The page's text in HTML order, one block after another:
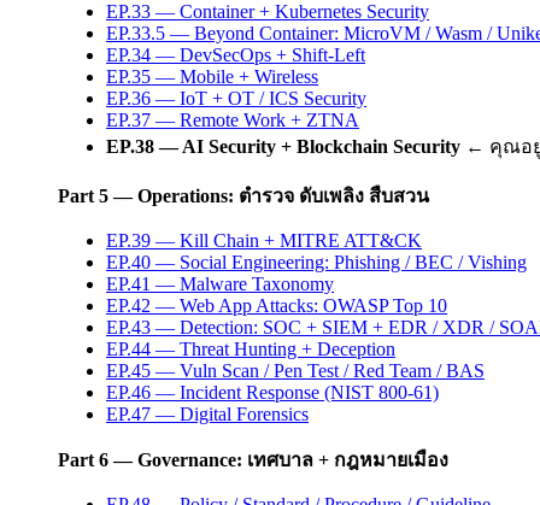
EP.33 — Container + Kubernetes Security
EP.33.5 — Beyond Container: MicroVM / Wasm /
EP.34 — DevSecOps + Shift-Left
EP.35 — Mobile + Wireless
EP.36 — IoT + OT / ICS Security
EP.37 — Remote Work + ZTNA
EP.38 — AI Security + Blockchain Security ← คุณอ
Part 5 — Operations: ตำรวจ ดับเพลิง สืบสวน
EP.39 — Kill Chain + MITRE ATT&CK
EP.40 — Social Engineering: Phishing / BEC / Vishing
EP.41 — Malware Taxonomy
EP.42 — Web App Attacks: OWASP Top 10
EP.43 — Detection: SOC + SIEM + EDR / XDR /
EP.44 — Threat Hunting + Deception
EP.45 — Vuln Scan / Pen Test / Red Team / BAS
EP.46 — Incident Response (NIST 800-61)
EP.47 — Digital Forensics
Part 6 — Governance: เทศบาล + กฎหมายเมือง